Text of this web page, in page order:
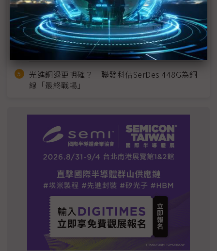
英特爾EMIB良率達標 聯發科第2代ASIC產品
2028準時量產
SpaceX晶片採購大轉向 Elon Musk捨超微全面
採用NVIDIA
光進銅退更明確？ 聯發科估SerDes 448G為銅
線「最終戰場」